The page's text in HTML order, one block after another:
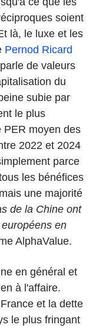
soient
là, le luxe et les
Pernod Ricard
de valeurs
du
subie par
le plus
PER moyen des
2022 et 2024
parce
les bénéfices
une majorité
de la Chine ont
en
AlphaValue.
en général et
à l'affaire.
et la dette
le plus fringant